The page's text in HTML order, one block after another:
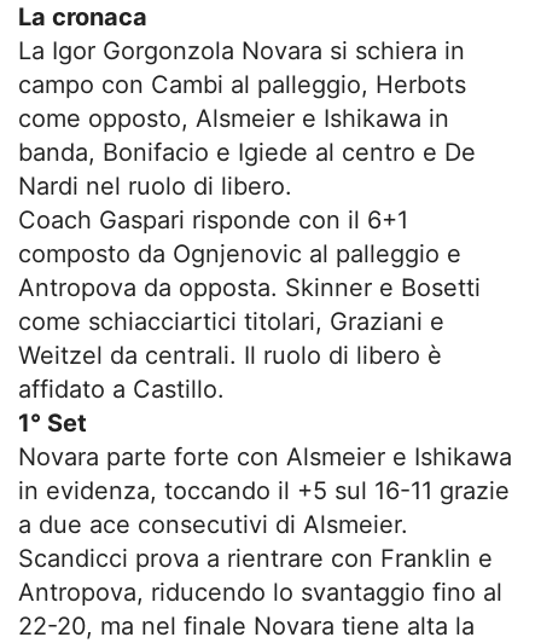
La cronaca
La Igor Gorgonzola Novara si schiera in
campo con Cambi al palleggio, Herbots
come opposto, Alsmeier e Ishikawa in
banda, Bonifacio e Igiede al centro e De
Nardi nel ruolo di libero.
Coach Gaspari risponde con il 6+1
composto da Ognjenovic al palleggio e
Antropova da opposta. Skinner e Bosetti
come schiacciartici titolari, Graziani e
Weitzel da centrali. Il ruolo di libero è
affidato a Castillo.
1° Set
Novara parte forte con Alsmeier e Ishikawa
in evidenza, toccando il +5 sul 16-11 grazie
a due ace consecutivi di Alsmeier.
Scandicci prova a rientrare con Franklin e
Antropova, riducendo lo svantaggio fino al
22-20, ma nel finale Novara tiene alta la